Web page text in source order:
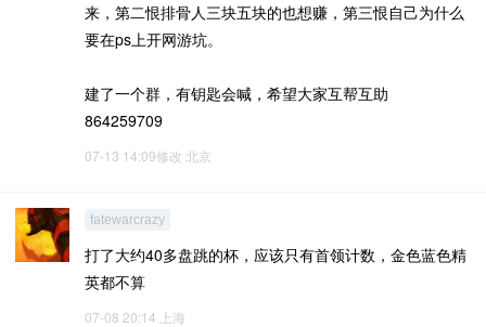
来，第二恨排骨人三块五块的也想赚，第三恨自己为什么
要在ps上开网游坑。
建了一个群，有钥匙会喊，希望大家互帮互助
864259709
07-13 14:09修改 北京
fatewarcrazy
打了大约40多盘跳的杯，应该只有首领计数，金色蓝色精
英都不算
07-08 20:14 上海